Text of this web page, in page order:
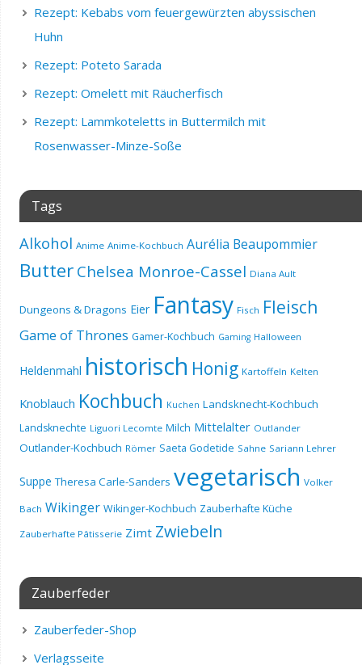
Rezept: Kebabs vom feuergewürzten abyssischen
Huhn
Rezept: Poteto Sarada
Rezept: Omelett mit Räucherfisch
Rezept: Lammkoteletts in Buttermilch mit
Rosenwasser-Minze-Soße
Tags
Alkohol Anime Anime-Kochbuch Aurélia Beaupommier
Butter Chelsea Monroe-Cassel Diana Ault
Dungeons & Dragons Eier Fantasy Fisch Fleisch
Game of Thrones Gamer-Kochbuch Gaming Halloween
Heldenmahl historisch Honig Kartoffeln Kelten
Knoblauch Kochbuch Kuchen Landsknecht-Kochbuch
Landsknechte Liguori Lecomte Milch Mittelalter Outlander
Outlander-Kochbuch Römer Saeta Godetide Sahne Sariann Lehrer
Suppe Theresa Carle-Sanders vegetarisch Volker
Bach Wikinger Wikinger-Kochbuch Zauberhafte Küche
Zauberhafte Pâtisserie Zimt Zwiebeln
Zauberfeder
Zauberfeder-Shop
Verlagsseite